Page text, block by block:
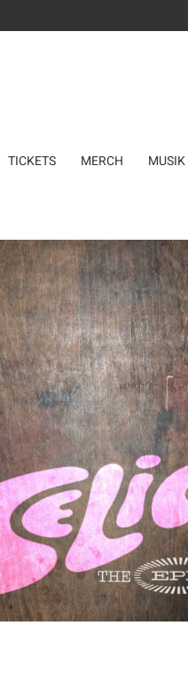
TICKETS MERCH MUSIK